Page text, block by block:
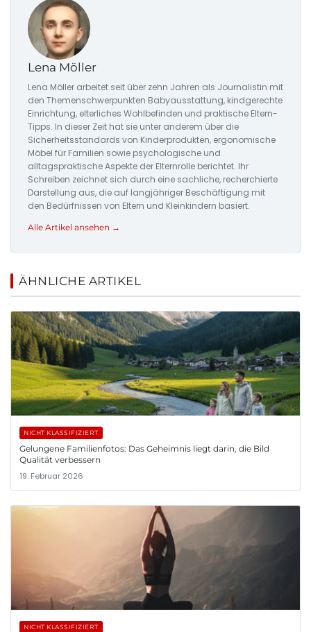
Lena Möller
Lena Möller arbeitet seit über zehn Jahren als Journalistin mit
den Themenschwerpunkten Babyausstattung, kindgerechte
Einrichtung, elterliches Wohlbefinden und praktische Eltern-
Tipps. In dieser Zeit hat sie unter anderem über die
Sicherheitsstandards von Kinderprodukten, ergonomische
Möbel für Familien sowie psychologische und
alltagspraktische Aspekte der Elternrolle berichtet. Ihr
Schreiben zeichnet sich durch eine sachliche, recherchierte
Darstellung aus, die auf langjähriger Beschäftigung mit
den Bedürfnissen von Eltern und Kleinkindern basiert.
Alle Artikel ansehen →
ÄHNLICHE ARTIKEL
NICHT KLASSIFIZIERT
Gelungene Familienfotos: Das Geheimnis liegt darin, die Bild
Qualität verbessern
19. Februar 2026
NICHT KLASSIFIZIERT